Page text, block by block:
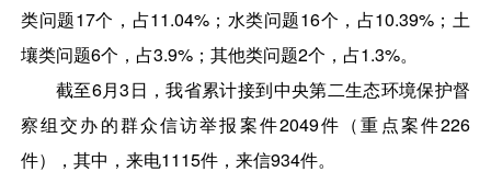
类问题17个，占11.04%；水类问题16个，占10.39%；土
壤类问题6个，占3.9%；其他类问题2个，占1.3%。
截至6月3日，我省累计接到中央第二生态环境保护督
察组交办的群众信访举报案件2049件（重点案件226
件），其中，来电1115件，来信934件。